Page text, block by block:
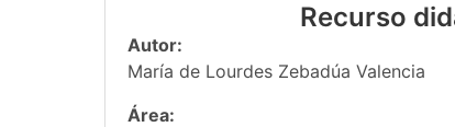
Recurso
Autor:
María de Lourdes Zebadúa Valencia
Área: